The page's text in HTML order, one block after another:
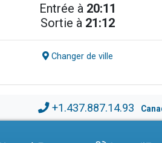
Entrée à 20:11
Sortie à 21:12
Changer de ville
+1.437.887.14.93